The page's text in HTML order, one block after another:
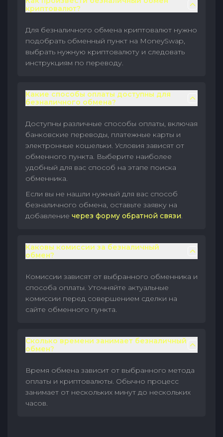
криптовалют?
Для безналичного обмена криптовалют нужно
подобрать обменный пункт на MoneySwap,
выбрать нужную криптовалюту и следовать
инструкциям по переводу.
Какие способы оплаты доступны для
безналичного обмена?
Доступны различные способы оплаты, включая
банковские переводы, платежные карты и
электронные кошельки. Условия зависят от
обменного пункта. Выберите наиболее
удобный для вас способ на этапе поиска
обменника.
Если вы не нашли нужный для вас способ
безналичного обмена, оставьте заявку на
добавление через форму обратной связи.
Каковы комиссии за безналичный
обмен?
Комиссии зависят от выбранного обменника и
способа оплаты. Уточняйте актуальные
комиссии перед совершением сделки на
сайте обменного пункта.
Сколько времени занимает безналичный
обмен?
Время обмена зависит от выбранного метода
оплаты и криптовалюты. Обычно процесс
занимает от нескольких минут до нескольких
часов.